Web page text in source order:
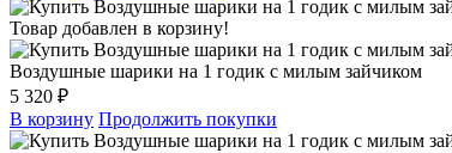
Товар добавлен в корзину!
Воздушные шарики на 1 годик с милым зайчиком
5 320 ₽
В корзину Продолжить покупки